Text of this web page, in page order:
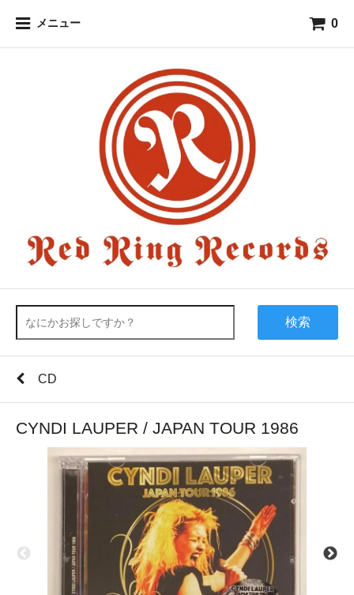
メニュー 0
検索
CD
CYNDI LAUPER / JAPAN TOUR 1986